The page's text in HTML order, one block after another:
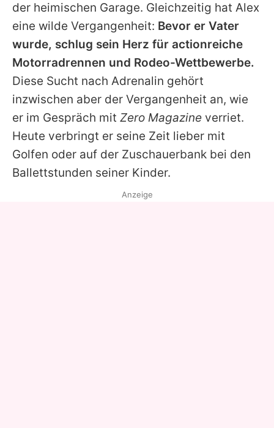
der heimischen Garage. Gleichzeitig hat Alex
eine wilde Vergangenheit: Bevor er Vater
wurde, schlug sein Herz für actionreiche
Motorradrennen und Rodeo-Wettbewerbe.
Diese Sucht nach Adrenalin gehört
inzwischen aber der Vergangenheit an, wie
er im Gespräch mit Zero Magazine verriet.
Heute verbringt er seine Zeit lieber mit
Golfen oder auf der Zuschauerbank bei den
Ballettstunden seiner Kinder.
Anzeige